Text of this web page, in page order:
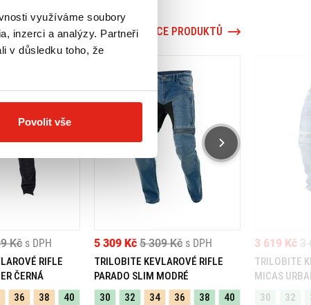
využíváme soubory
inzerci a analýzy. Partneři
v důsledku toho, že
Povolit vše
VÍCE PRODUKTŮ
Kč s DPH
RIFLE
ČERNÁ
36 38
40
5 309 Kč
5 309 Kč s DPH
TRILOBITE KEVLAROVÉ RIFLE
PARADO SLIM MODRÉ
30
32 34 36 38
40
3
3 619 Kč
TRILOBITE
MICAS
30
32